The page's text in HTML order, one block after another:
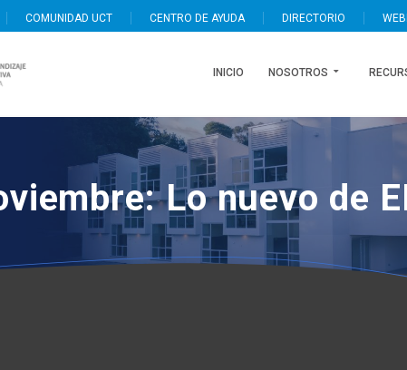
COMUNIDAD UCT CENTRO DE AYUDA DIRECTORIO
INICIO NOSOTROS
Lo nuevo de